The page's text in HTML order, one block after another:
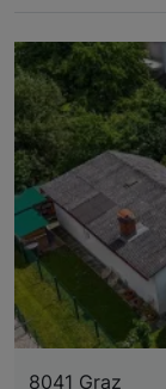
8041 Graz